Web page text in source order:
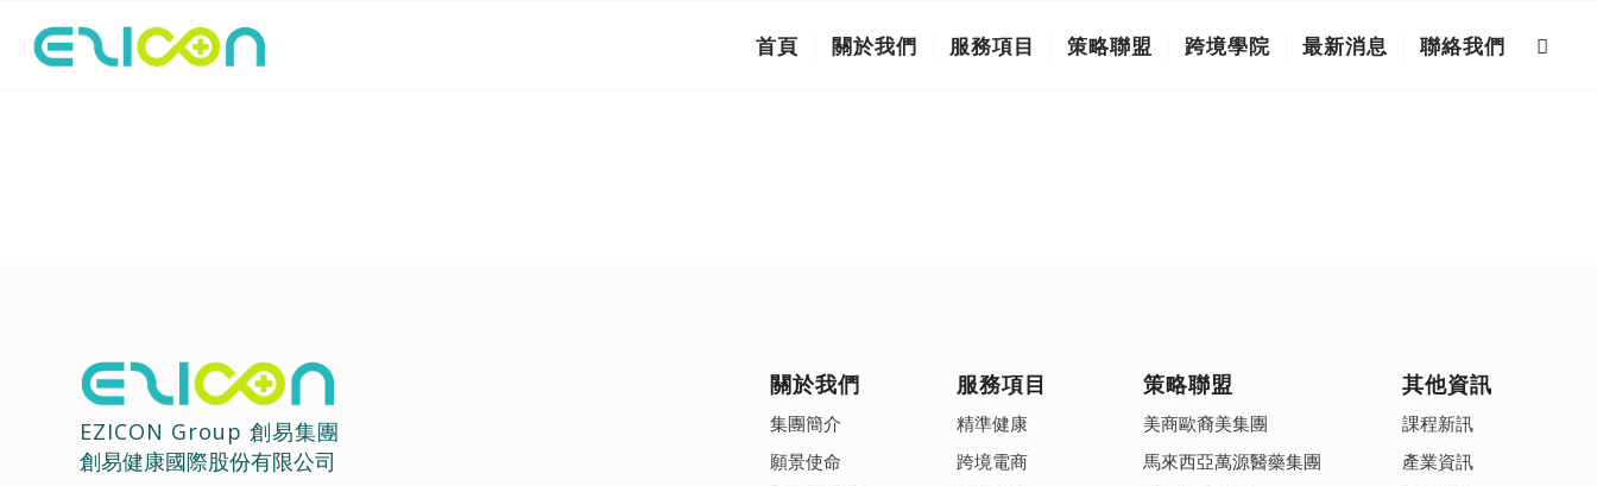
首頁 關於我們 服務項目 策略聯盟 跨境學院 最新消息 聯絡我們
EZICON Group 創易集團
創易健康國際股份有限公司
關於我們
集團簡介
願景使命
服務項目
精準健康
跨境電商
策略聯盟
美商歐裔美集團
馬來西亞萬源醫藥集團
其他資訊
課程新訊
產業資訊